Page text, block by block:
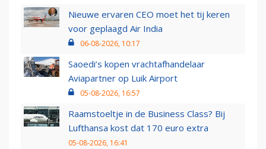
Nieuwe ervaren CEO moet het tij keren
voor geplaagd Air India
06-08-2026, 10:17
Saoedi’s kopen vrachtafhandelaar
Aviapartner op Luik Airport
05-08-2026, 16:57
Raamstoeltje in de Business Class? Bij
Lufthansa kost dat 170 euro extra
05-08-2026, 16:41